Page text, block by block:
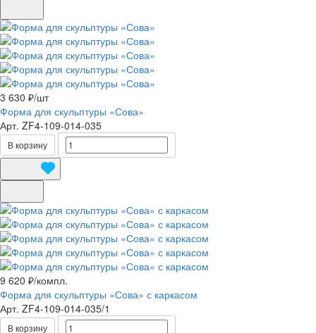
3 630 ₽/шт
Форма для скульптуры «Сова»
Арт. ZF4-109-014-035
В корзину
9 620 ₽/компл.
Форма для скульптуры «Сова» с каркасом
Арт. ZF4-109-014-035/1
В корзину